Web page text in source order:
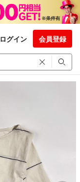
ログイン 会員登録